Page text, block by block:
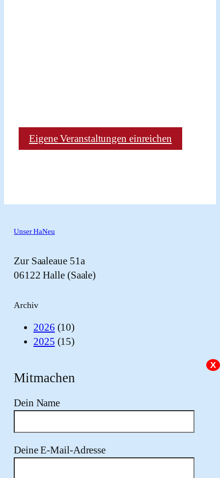
Eigene Veranstaltungen einreichen
Unser HaNeu
Zur Saaleaue 51a
06122 Halle (Saale)
Archiv
2026 (10)
2025 (15)
X
Mitmachen
Dein Name
Deine E-Mail-Adresse